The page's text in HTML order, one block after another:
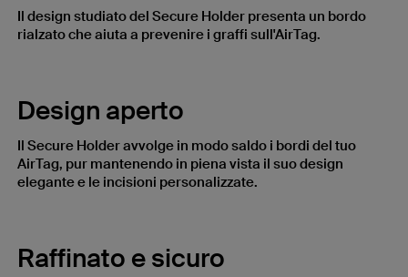
Il design studiato del Secure Holder presenta un bordo
rialzato che aiuta a prevenire i graffi sull'AirTag.
Design aperto
Il Secure Holder avvolge in modo saldo i bordi del tuo
AirTag, pur mantenendo in piena vista il suo design
elegante e le incisioni personalizzate.
Raffinato e sicuro